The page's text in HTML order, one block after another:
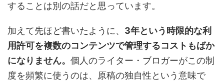
することは別の話だと思っています。
加えて先ほど書いたように、 3年という時限的な利
用許可を複数のコンテンツで管理するコストもばか
になりません。 個人のライター・ブロガーがこの制
度を頻繁に使うのは、原稿の独自性という意味で